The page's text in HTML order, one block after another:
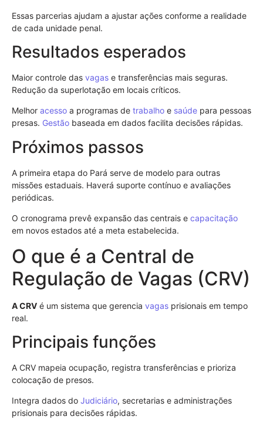
Essas parcerias ajudam a ajustar ações conforme a realidade
de cada unidade penal.
Resultados esperados
Maior controle das vagas e transferências mais seguras.
Redução da superlotação em locais críticos.
Melhor acesso a programas de trabalho e saúde para pessoas
presas. Gestão baseada em dados facilita decisões rápidas.
Próximos passos
A primeira etapa do Pará serve de modelo para outras
missões estaduais. Haverá suporte contínuo e avaliações
periódicas.
O cronograma prevê expansão das centrais e capacitação
em novos estados até a meta estabelecida.
O que é a Central de
Regulação de Vagas (CRV)
A CRV é um sistema que gerencia vagas prisionais em tempo
real.
Principais funções
A CRV mapeia ocupação, registra transferências e prioriza
colocação de presos.
Integra dados do Judiciário, secretarias e administrações
prisionais para decisões rápidas.